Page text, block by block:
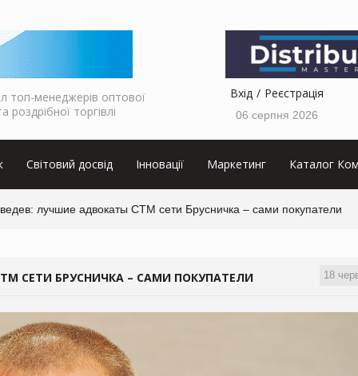
топ-менеджерів оптової
роздрібної торгівлі
Вхід Реєстрація
06 серпня 2026
Світовий досвід Інновації Маркетинг Каталог
лучшие адвокаты СТМ сети Брусничка – сами покупатели
18
СЕТИ БРУСНИЧКА – САМИ ПОКУПАТЕЛИ